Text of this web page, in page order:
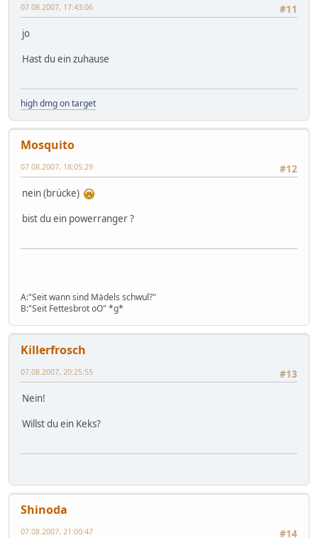
#11
07.08.2007, 17:43:06
jo
Hast du ein zuhause
high dmg on target
Mosquito
#12
07.08.2007, 18:05:29
nein (brücke)
bist du ein powerranger ?
A:"Seit wann sind Mädels schwul?"
B:"Seit Fettesbrot oO" *g*
Killerfrosch
#13
07.08.2007, 20:25:55
Nein!
Willst du ein Keks?
Shinoda
#14
07.08.2007, 21:00:47